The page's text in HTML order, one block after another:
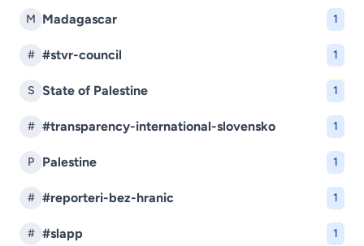
M Madagascar 1
# #stvr-council 1
S State of Palestine 1
# #transparency-international-slovensko 1
P Palestine 1
# #reporteri-bez-hranic 1
# #slapp 1